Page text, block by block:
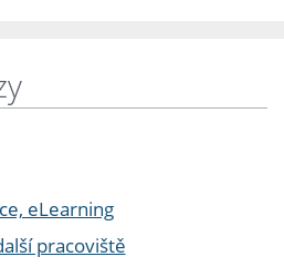
eLearning
pracoviště